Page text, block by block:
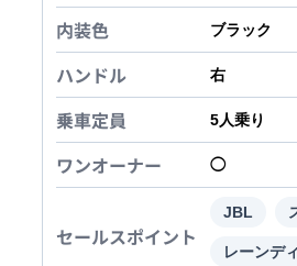
内装色 ブラック
ハンドル 右
乗車定員 5人乗り
ワンオーナー ◯
セールスポイント
JBL
レーンデ